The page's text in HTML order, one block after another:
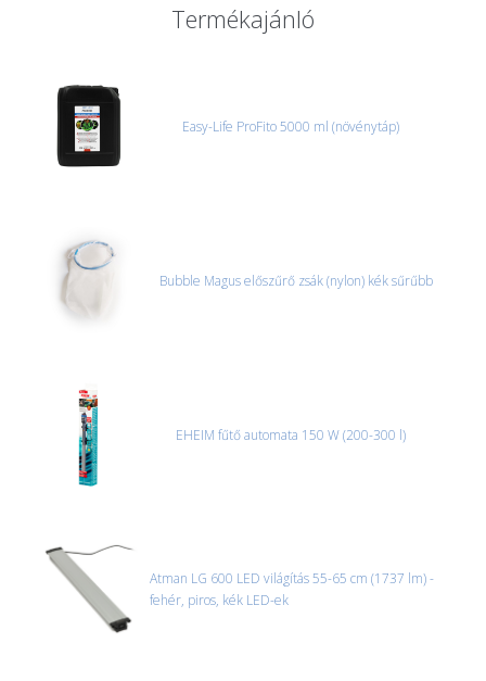
van lehetőség, ezért nagy vagy nehéz termékeknél (pl. nagy
akváriumok, bútorok, stb.) egyedi szállítási ajánlatot adunk.
vagy saját teherautóval oldjuk meg. Minden rendelés egyedi,
úgyhogy előre egyeztetni kell mindenképpen.
CSOMAG ÁTVÉTELE
Amennyiben a csomag átvételekor sérülést, folyadékot vagy
csak ebben az esetben tudjuk vállalni, ha a jegyzőkönyv elkészült,
és azonnal eljutott hozzánk az információ.
Termékajánló
Easy-Life ProFito 5000 ml (növénytáp)
Bubble Magus előszűrő zsák (nylon) kék sűrűbb
EHEIM fűtő automata 150 W (200-300 l)
Atman LG 600 LED világítás 55-65 cm (1737 lm) -
fehér, piros, kék LED-ek